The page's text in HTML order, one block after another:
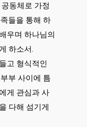
동체로 가정
들을 통해 하
우며 하나님의
하소서.
고 형식적인
부 사이에 틈
게 관심과 사
다해 섬기게